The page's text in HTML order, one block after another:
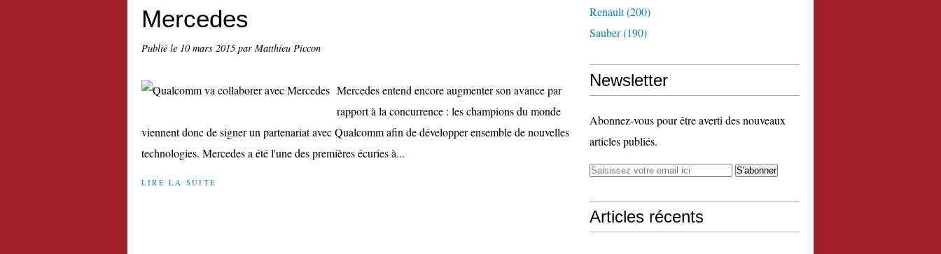
Mercedes
Publié le 10 mars 2015 par Matthieu Piccon
Mercedes entend encore augmenter son avance par
rapport à la concurrence : les champions du monde
viennent donc de signer un partenariat avec Qualcomm afin de développer ensemble de nouvelles
technologies. Mercedes a été l'une des premières écuries à...
LIRE LA SUITE
Renault(200)
Sauber(190)
Newsletter
Abonnez-vous pour être averti des nouveaux
articles publiés.
Articles récents